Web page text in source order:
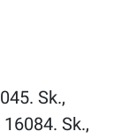
Sk.,
Sk.,